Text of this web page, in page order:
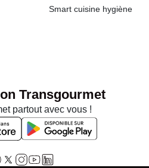
Smart cuisine hygiène
Transgourmet
partout avec vous !